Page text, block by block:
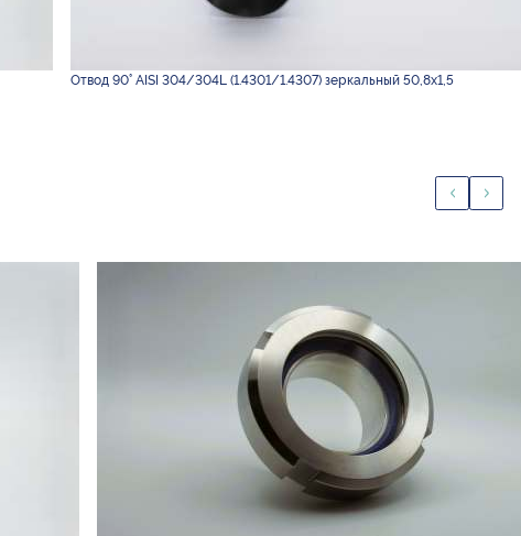
Отвод 90° AISI 304/304L (1.4301/1.4307) зеркальный 50,8х1,5